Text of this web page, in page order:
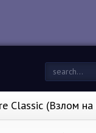
Classic (Взлом